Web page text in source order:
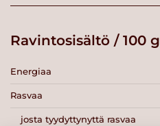
Ravintosisältö / 100 g
Energiaa
Rasvaa
josta tyydyttynyttä rasvaa